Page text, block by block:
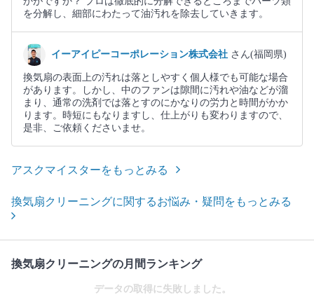
を分解し、細部にわたって油汚れを除去していきます。
イーアイピーコーポレーション株式会社 さん(福岡県)
換気扇の表面上の汚れは落としやすく個人様でも可能な場合
があります。しかし、中のファンは隙間に汚れや油などが溜
まり、通常の洗剤では落とすのにかなりの労力と時間がかか
ります。時短にもなりますし、仕上がりも変わりますので、
是非、ご依頼くださいませ。
アスクマイスターをもっとみる
換気扇クリーニングに関するお悩み・疑問をもっとみる
換気扇クリーニングの月間ランキング
データの取得に失敗しました。